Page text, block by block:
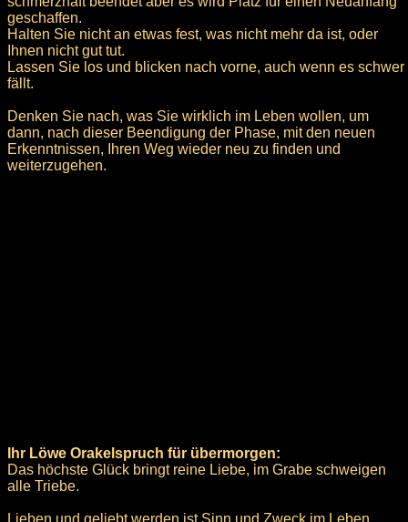
geschaffen.
Halten Sie nicht an etwas fest, was nicht mehr da ist, oder
Ihnen nicht gut tut.
Lassen Sie los und blicken nach vorne, auch wenn es schwer
fällt.
Denken Sie nach, was Sie wirklich im Leben wollen, um
dann, nach dieser Beendigung der Phase, mit den neuen
Erkenntnissen, Ihren Weg wieder neu zu finden und
weiterzugehen.
Ihr Löwe Orakelspruch für übermorgen:
Das höchste Glück bringt reine Liebe, im Grabe schweigen
alle Triebe.
Lieben und geliebt werden ist Sinn und Zweck im Leben.